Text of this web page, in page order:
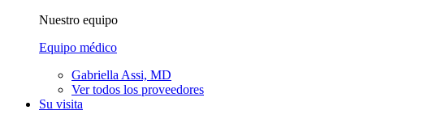
Nuestro equipo
Equipo médico
Gabriella Assi, MD
Ver todos los proveedores
Su visita